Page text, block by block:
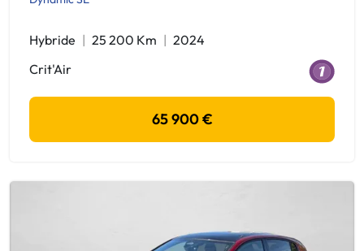
Hybride 25 200 Km
2024
Crit'Air
65 900 €